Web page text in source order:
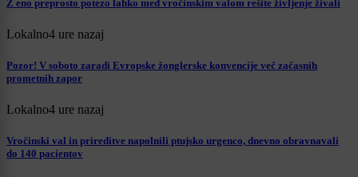
Z eno preprosto potezo lahko med vročinskim valom rešite življenje živali
Lokalno4 ure nazaj
Pozor! V soboto zaradi Evropske žonglerske konvencije več začasnih
prometnih zapor
Lokalno4 ure nazaj
Vročinski val in prireditve napolnili ptujsko urgenco, dnevno obravnavali
do 140 pacientov